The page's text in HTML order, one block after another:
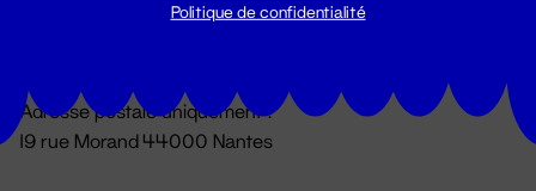
Du lundi au vendredi 14h → 18h
Adresse postale uniquement :
19 rue Morand 44000 Nantes
Politique de confidentialité